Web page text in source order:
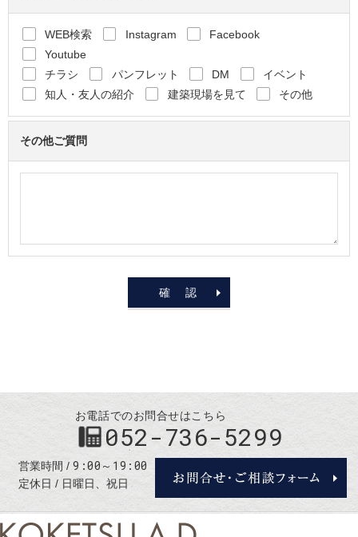
WEB検索 Instagram
Facebook
Youtube
チラシ
パンフレット DM
イベント
知人・友人の紹介
建築現場を見て その他
その他ご質問
お電話でのお問合せはこちら
052-736-5299
営業時間 9:00～19:00
定休日 日曜日、祝日